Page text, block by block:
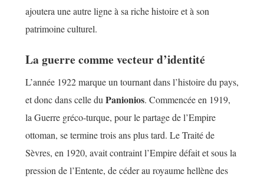
ajoutera une autre ligne à sa riche histoire et à son
patrimoine culturel.
La guerre comme vecteur d’identité
L’année 1922 marque un tournant dans l’histoire du pays,
et donc dans celle du Panionios. Commencée en 1919,
la Guerre gréco-turque, pour le partage de l’Empire
ottoman, se termine trois ans plus tard. Le Traité de
Sèvres, en 1920, avait contraint l’Empire défait et sous la
pression de l’Entente, de céder au royaume hellène des